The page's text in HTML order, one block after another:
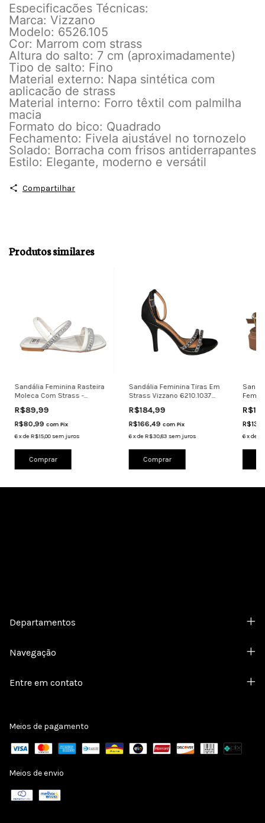
Especificações Técnicas:
Marca: Vizzano
Modelo: 6526.105
Cor: Marrom com strass
Altura do salto: 7 cm (aproximadamente)
Tipo de salto: Fino
Material externo: Napa sintética com
aplicação de strass
Material interno: Forro têxtil com palmilha
macia
Formato do bico: Quadrado
Fechamento: Fivela ajustável no tornozelo
Solado: Borracha com frisos antiderrapantes
Estilo: Elegante, moderno e versátil
Compartilhar
Produtos similares
Sandália Feminina Rasteira
Moleca Com Strass -
R$89,99
R$80,99 com Pix
6xdeR$15,00sem juros
Comprar
Sandália Feminina Tiras Em
Strass Vizzano 6210.1037
R$184,99
R$166,49 com Pix
6xdeR$30,83 sem juros
Comprar
6xde
Departamentos
Navegação
Entre em contato
Meios de pagamento
Meios de envio